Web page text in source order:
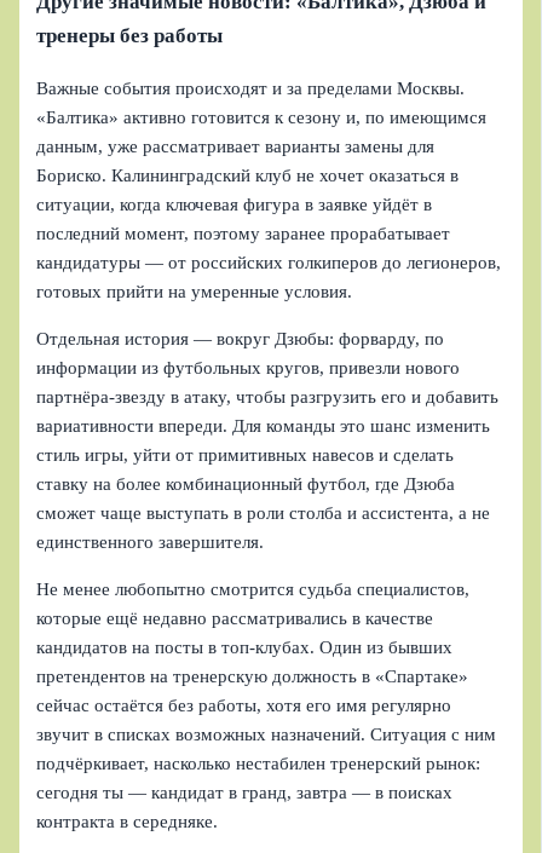
тренеры без работы
Важные события происходят и за пределами Москвы.
«Балтика» активно готовится к сезону и, по имеющимся
данным, уже рассматривает варианты замены для
Бориско. Калининградский клуб не хочет оказаться в
ситуации, когда ключевая фигура в заявке уйдёт в
последний момент, поэтому заранее прорабатывает
кандидатуры — от российских голкиперов до легионеров,
готовых прийти на умеренные условия.
Отдельная история — вокруг Дзюбы: форварду, по
информации из футбольных кругов, привезли нового
партнёра-звезду в атаку, чтобы разгрузить его и добавить
вариативности впереди. Для команды это шанс изменить
стиль игры, уйти от примитивных навесов и сделать
ставку на более комбинационный футбол, где Дзюба
сможет чаще выступать в роли столба и ассистента, а не
единственного завершителя.
Не менее любопытно смотрится судьба специалистов,
которые ещё недавно рассматривались в качестве
кандидатов на посты в топ-клубах. Один из бывших
претендентов на тренерскую должность в «Спартаке»
сейчас остаётся без работы, хотя его имя регулярно
звучит в списках возможных назначений. Ситуация с ним
подчёркивает, насколько нестабилен тренерский рынок:
сегодня ты — кандидат в гранд, завтра — в поисках
контракта в середняке.